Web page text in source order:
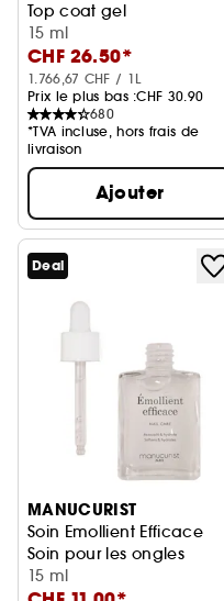
Top coat gel
15 ml
CHF 26.50*
1.766,67 CHF / 1L
Prix le plus bas :CHF 30.90
680
*TVA incluse, hors frais de
livraison
Ajouter
Deal
MANUCURIST
Soin Emollient Efficace
Soin pour les ongles
15 ml